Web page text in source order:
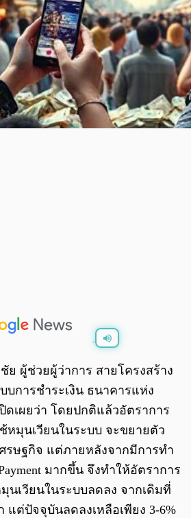
0:00 0:00
ผู้ช่วยผู้ว่าการ สายโครงสร้าง
บการชำระเงิน ธนาคารแห่ง
ดเผยว่า โดยปกติแล้วอัตราการ
หมุนเวียนในระบบ จะขยายตัว
รษฐกิจ แต่ภายหลังจากมีการทำ
มากขึ้น จึงทำให้อัตราการ
นเวียนในระบบลดลง จากเดิมที่
แต่ปัจจุบันลดลงเหลือเพียง 3-6%